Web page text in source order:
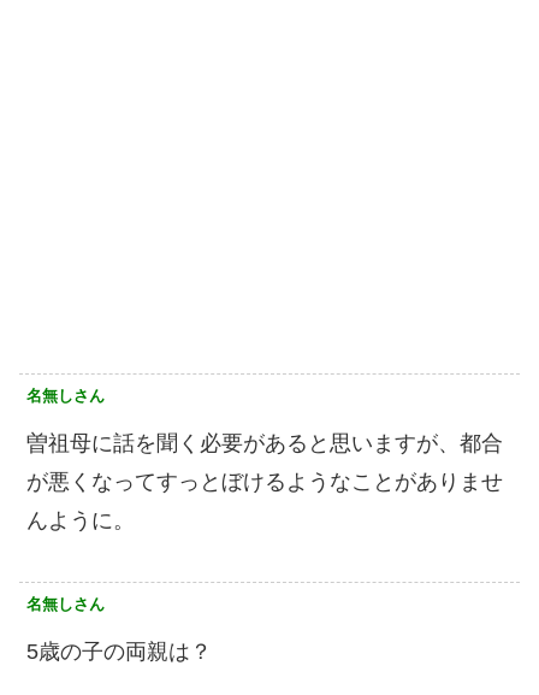
名無しさん
曽祖母に話を聞く必要があると思いますが、都合
が悪くなってすっとぼけるようなことがありませ
んように。
名無しさん
5歳の子の両親は？